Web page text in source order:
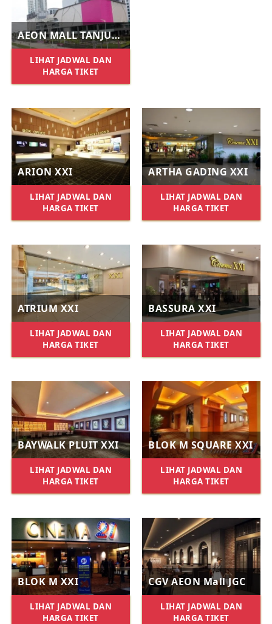
AEON MALL TANJUNG BARAT XXI
LIHAT JADWAL DAN
HARGA TIKET
ARION XXI
LIHAT JADWAL DAN
HARGA TIKET
ARTHA GADING XXI
LIHAT JADWAL DAN
HARGA TIKET
ATRIUM XXI
LIHAT JADWAL DAN
HARGA TIKET
BASSURA XXI
LIHAT JADWAL DAN
HARGA TIKET
BAYWALK PLUIT XXI
LIHAT JADWAL DAN
HARGA TIKET
BLOK M SQUARE XXI
LIHAT JADWAL DAN
HARGA TIKET
BLOK M XXI
LIHAT JADWAL DAN
HARGA TIKET
CGV AEON Mall JGC
LIHAT JADWAL DAN
HARGA TIKET